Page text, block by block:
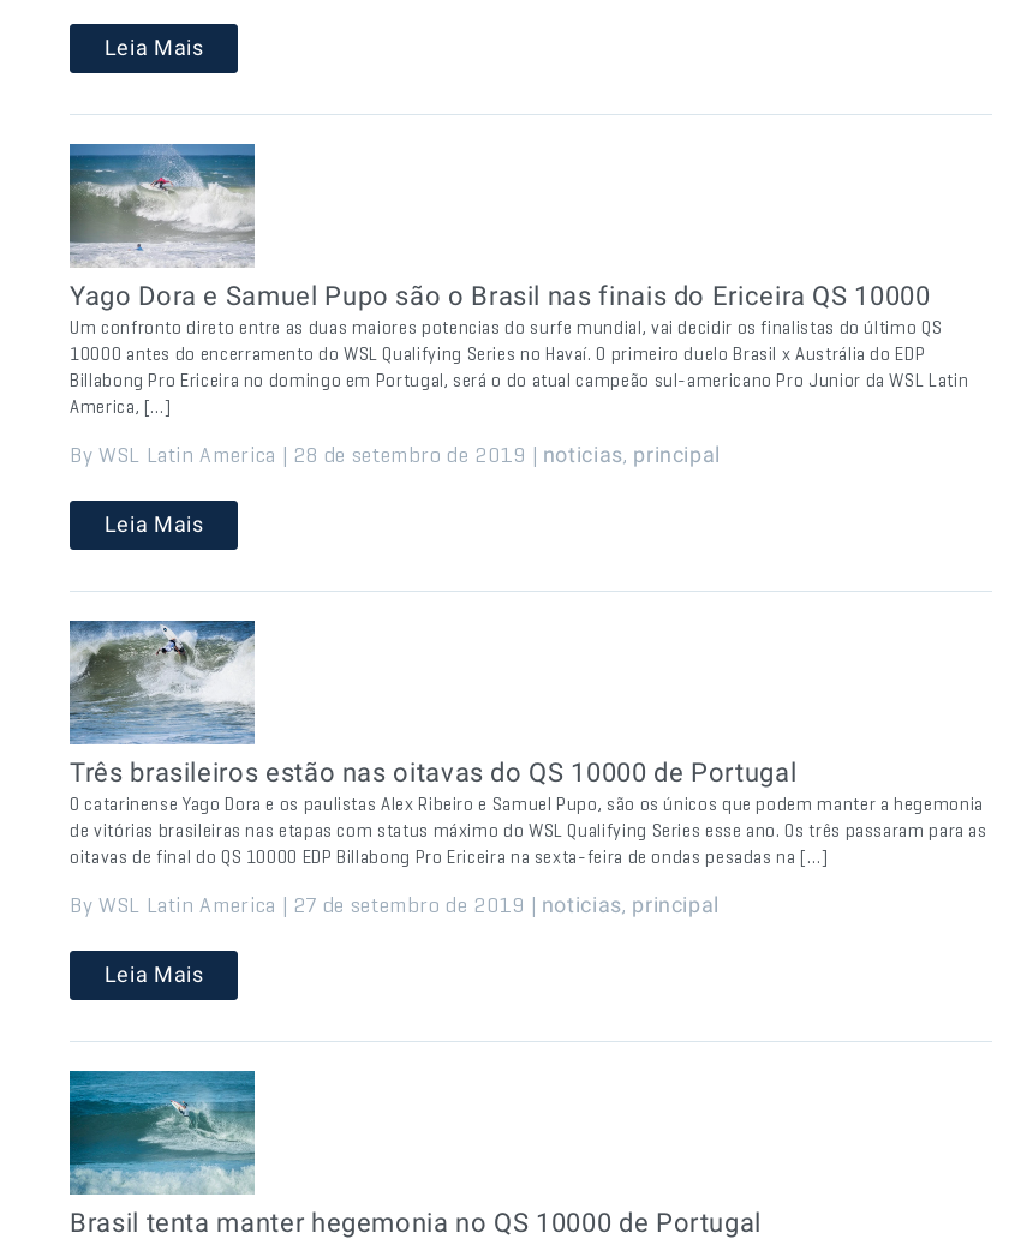
Leia Mais
Yago Dora e Samuel Pupo são o Brasil nas finais do Ericeira QS 10000
Um confronto direto entre as duas maiores potencias do surfe mundial, vai decidir os finalistas do último QS
10000 antes do encerramento do WSL Qualifying Series no Havaí. O primeiro duelo Brasil x Austrália do EDP
Billabong Pro Ericeira no domingo em Portugal, será o do atual campeão sul-americano Pro Junior da WSL Latin
America, […]
By WSL Latin America | 28 de setembro de 2019 | noticias, principal
Leia Mais
Três brasileiros estão nas oitavas do QS 10000 de Portugal
O catarinense Yago Dora e os paulistas Alex Ribeiro e Samuel Pupo, são os únicos que podem manter a hegemonia
de vitórias brasileiras nas etapas com status máximo do WSL Qualifying Series esse ano. Os três passaram para as
oitavas de final do QS 10000 EDP Billabong Pro Ericeira na sexta-feira de ondas pesadas na […]
By WSL Latin America | 27 de setembro de 2019 | noticias, principal
Leia Mais
Brasil tenta manter hegemonia no QS 10000 de Portugal